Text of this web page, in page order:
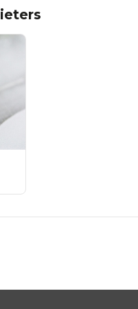
25,00€ pro Stück
38,00€ pro Person